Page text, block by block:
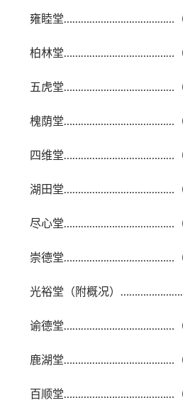
雍睦堂…………………………………（
柏林堂…………………………………（
五虎堂…………………………………（
槐荫堂…………………………………（
四维堂…………………………………（
湖田堂…………………………………（
尽心堂…………………………………（
崇德堂…………………………………（
光裕堂（附概况）……………………
谕德堂…………………………………（
鹿湖堂…………………………………（
百顺堂…………………………………（